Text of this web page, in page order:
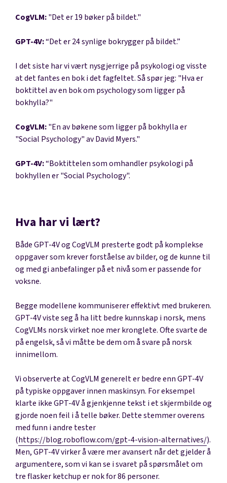
CogVLM:"Det er 19 bøker på bildet."
GPT-4V:“Det er 24 synlige bokrygger på bildet.”
I det siste har vi vært nysgjerrige på psykologi og visste
at det fantes en bok i det fagfeltet. Så spør jeg: "Hva er
boktittel av en bok om psychology som ligger på
bokhylla?"
CogVLM:"En av bøkene som ligger på bokhylla er
"Social Psychology" av David Myers."
GPT-4V:“Boktittelen som omhandler psykologi på
bokhyllen er "Social Psychology".
Hva har vi lært?
Både GPT-4V og CogVLM presterte godt på komplekse
oppgaver som krever forståelse av bilder, og de kunne til
og med gi anbefalinger på et nivå som er passende for
voksne.
Begge modellene kommuniserer effektivt med brukeren.
GPT-4V viste seg å ha litt bedre kunnskap i norsk, mens
CogVLMs norsk virket noe mer kronglete. Ofte svarte de
på engelsk, så vi måtte be dem om å svare på norsk
innimellom.
Vi observerte at CogVLM generelt er bedre enn GPT-4V
på typiske oppgaver innen maskinsyn. For eksempel
klarte ikke GPT-4V å gjenkjenne tekst i et skjermbilde og
gjorde noen feil i å telle bøker. Dette stemmer overens
med funn i andre tester
(https://blog.roboflow.com/gpt-4-vision-alternatives/).
Men, GPT-4V virker å være mer avansert når det gjelder å
argumentere, som vi kan se i svaret på spørsmålet om
tre flasker ketchup er nok for 86 personer.